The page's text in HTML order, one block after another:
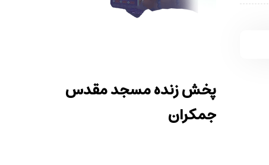
پخش زنده مسجد مقدس
جمکران